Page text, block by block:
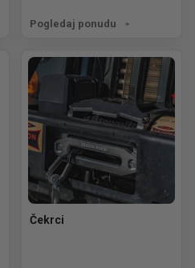
Pogledaj ponudu
Čekrci